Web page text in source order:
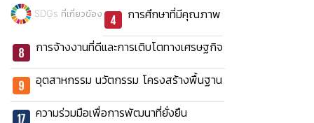
SDGs ที่เกี่ยวข้อง การศึกษาที่มีคุณภาพ
การจ้างงานที่ดีและการเติบโตทางเศรษฐกิจ
อุตสาหกรรม นวัตกรรม โครงสร้างพื้นฐาน
ความร่วมมือเพื่อการพัฒนาที่ยั่งยืน